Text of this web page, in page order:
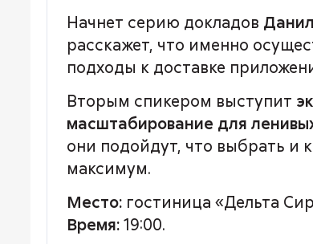
Начнет серию докладов
расскажет, что именно
подходы к доставке
Вторым спикером выступит
масштабирование для
они подойдут, что выбрать и
максимум.
Место: гостиница «Дельта
Время: 19:00.